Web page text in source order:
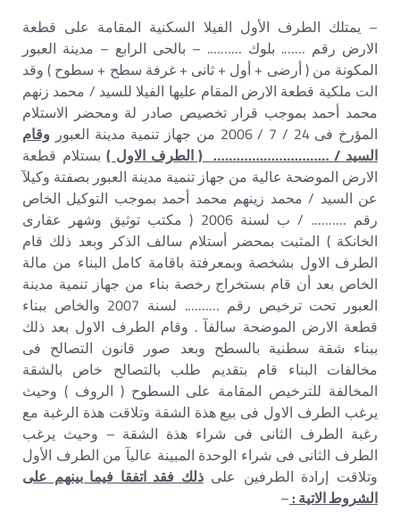
– يمتلك الطرف الأول الفيلا السكنية المقامة على قطعة
الارض رقم ……. بلوك ………. – بالحى الرابع – مدينة العبور
المكونة من ( أرضى + أول + ثانى + غرفة سطح + سطوح ) وقد
الت ملكية قطعة الارض المقام عليها الفيلا للسيد / محمد زنهم
محمد أحمد بموجب قرار تخصيص صادر لة ومحضر الاستلام
المؤرخ فى 24 / 7 / 2006 من جهاز تنمية مدينة العبور
وقام
السيد / ………………………… ( الطرف الاول )بستلام قطعة
الارض الموضحة عالية من جهاز تنمية مدينة العبور بصفتة وكيلآ
عن السيد / محمد زينهم محمد أحمد بموجب التوكيل الخاص
رقم ………. / ب لسنة 2006 ( مكتب توثيق وشهر عقارى
الخانكة ) المثبت بمحضر أستلام سالف الذكر وبعد ذلك قام
الطرف الاول بشخصة وبمعرفتة باقامة كامل البناء من مالة
الخاص بعد أن قام بستخراج رخصة بناء من جهاز تنمية مدينة
العبور تحت ترخيص رقم ………. لسنة 2007 والخاص ببناء
قطعة الارض الموضحة سالفآ . وقام الطرف الاول بعد ذلك
ببناء شقة سطنية بالسطح وبعد صور قانون التصالح فى
مخالفات البناء قام بتقديم طلب بالتصالح خاص بالشقة
المخالفة للترخيص المقامة على السطوح ( الروف ) وحيث
يرغب الطرف الاول فى بيع هذة الشقة وتلاقت هذة الرغبة مع
رغبة الطرف الثانى فى شراء هذة الشقة – وحيث يرغب
الطرف الثانى فى شراء الوحدة المبينة عاليآ من الطرف الأول
وتلاقت إرادة الطرفين علىذلك فقد اتفقا فيما بينهم على
الشروط الاتية :–